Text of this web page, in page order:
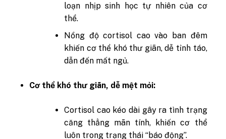
loạn nhịp sinh học tự nhiên của cơ
thể.
Nồng độ cortisol cao vào ban đêm
khiến cơ thể khó thư giãn, dễ tỉnh táo,
dẫn đến mất ngủ.
Cơ thể khó thư giãn, dễ mệt mỏi:
Cortisol cao kéo dài gây ra tình trạng
căng thẳng mãn tính, khiến cơ thể
luôn trong trạng thái “báo động”.